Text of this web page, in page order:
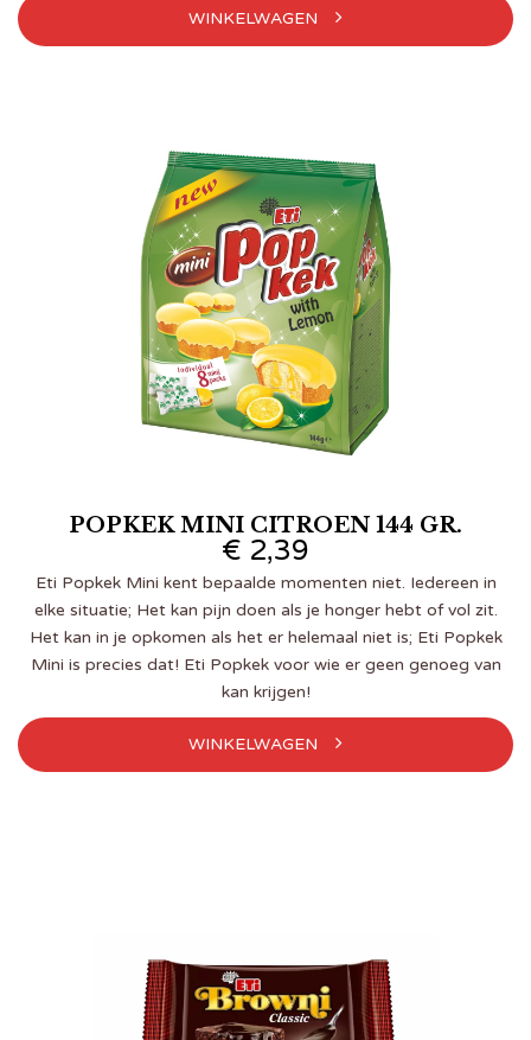
WINKELWAGEN
POPKEK MINI CITROEN 144 GR.
€ 2,39
Eti Popkek Mini kent bepaalde momenten niet. Iedereen in
elke situatie; Het kan pijn doen als je honger hebt of vol zit.
Het kan in je opkomen als het er helemaal niet is; Eti Popkek
Mini is precies dat! Eti Popkek voor wie er geen genoeg van
kan krijgen!
WINKELWAGEN